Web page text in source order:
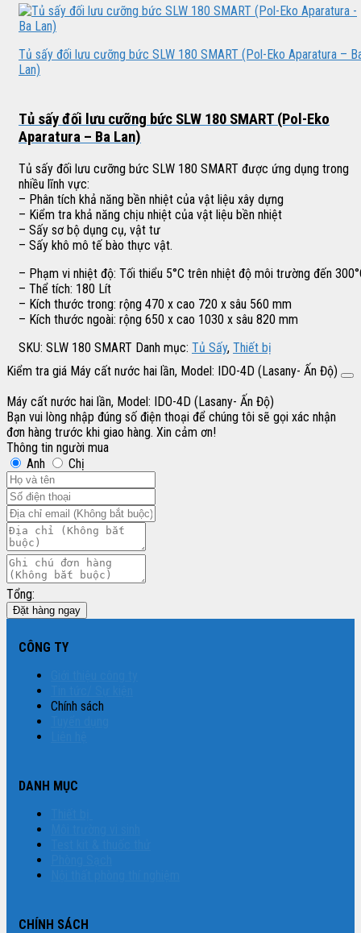
Tủ sấy đối lưu cưỡng bức SLW 180 SMART (Pol-Eko Aparatura –
Lan)
Tủ sấy đối lưu cưỡng bức SLW 180 SMART (Pol-Eko
Aparatura – Ba Lan)
Tủ sấy đối lưu cưỡng bức SLW 180 SMART được ứng dụng trong
nhiều lĩnh vực:
– Phân tích khả năng bền nhiệt của vật liệu xây dựng
– Kiểm tra khả năng chịu nhiệt của vật liệu bền nhiệt
– Sấy sơ bộ dụng cụ, vật tư
– Sấy khô mô tế bào thực vật.
– Phạm vi nhiệt độ: Tối thiểu 5°C trên nhiệt độ môi trường đến
– Thể tích: 180 Lít
– Kích thước trong: rộng 470 x cao 720 x sâu 560 mm
– Kích thước ngoài: rộng 650 x cao 1030 x sâu 820 mm
SKU: SLW 180 SMART Danh mục: Tủ Sấy, Thiết bị
Kiểm tra giá Máy cất nước hai lần, Model: IDO-4D (Lasany- Ấn Độ)
Máy cất nước hai lần, Model: IDO-4D (Lasany- Ấn Độ)
Bạn vui lòng nhập đúng số điện thoại để chúng tôi sẽ gọi xác nhận
đơn hàng trước khi giao hàng. Xin cảm ơn!
Thông tin người mua
Anh
Chị
Tổng:
Đặt hàng ngay
CÔNG TY
Chính sách
DANH MỤC
CHÍNH SÁCH